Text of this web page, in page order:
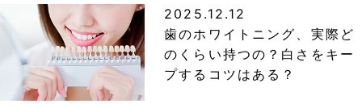
2025.12.12
歯のホワイトニング、実際ど
のくらい持つの？白さをキー
プするコツはある？